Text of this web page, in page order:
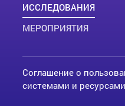
ИССЛЕДОВАНИЯ
МЕРОПРИЯТИЯ
Соглашение о
системами и